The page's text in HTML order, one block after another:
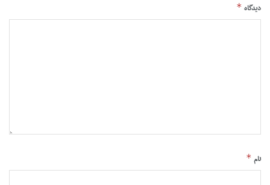
دیدگاه *
نام *